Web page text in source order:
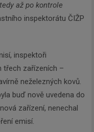
až po kontrole
inspektorátu ČIŽP
inspektoři
třech zařízeních –
neželezných kovů.
buď nově uvedena do
zařízení, nenechal
emisí.